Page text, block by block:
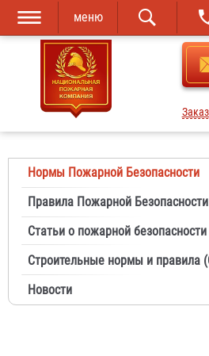
Перейти к
основному
содержанию
Skip to
navigation
меню
Нормы Пожарной Безопасности
Правила Пожарной Безопасности
Статьи о пожарной безопасности
Строительные нормы и правила
Новости